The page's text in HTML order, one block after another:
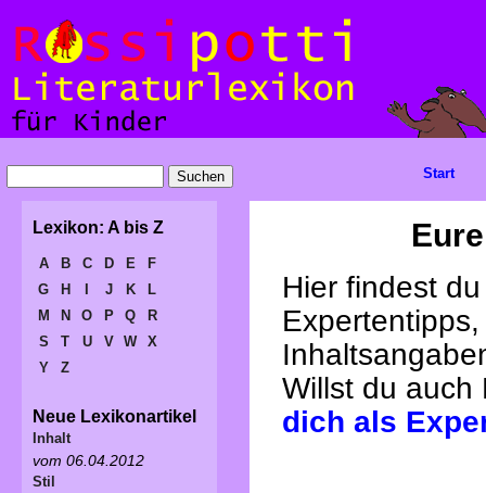
Hier findest
Willst du
dich als
Start
Lexikon: A bis Z
A B C D E
F
G
H J K
L
M
N O P Q
R
S
T U V W
X
Y
Z
Neue Lexikonartikel
Inhalt
vom 06.04.2012
Stil